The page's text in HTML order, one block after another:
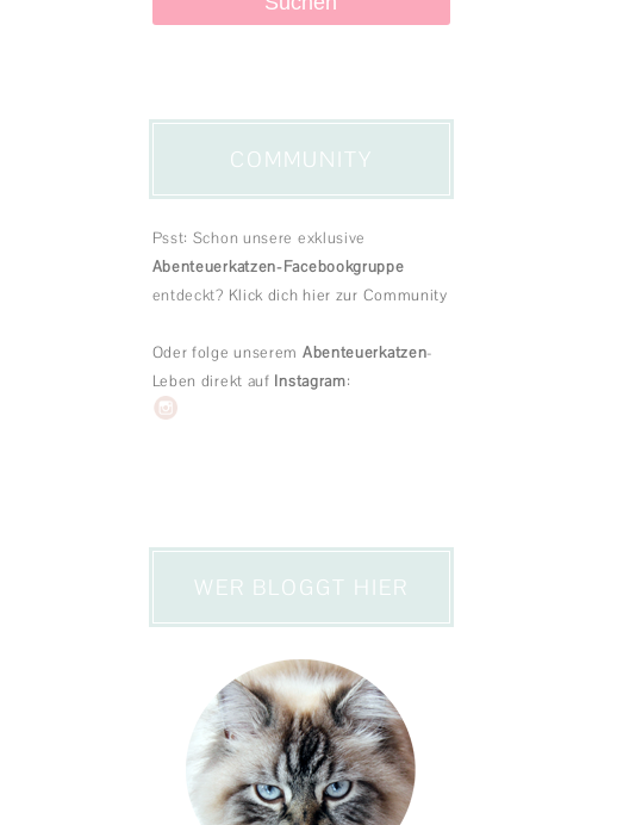
COMMUNITY
Psst: Schon unsere exklusive
Abenteuerkatzen-Facebookgruppe
entdeckt? Klick dich hier zur Community
Oder folge unserem Abenteuerkatzen-
Leben direkt auf Instagram:
WER BLOGGT HIER